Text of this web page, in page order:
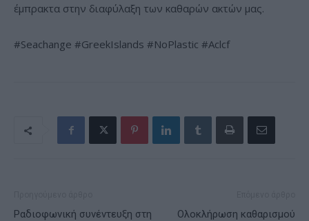
έμπρακτα στην διαφύλαξη των καθαρών ακτών μας.
#Seachange #GreekIslands #NoPlastic #Aclcf
Ραδιοφωνική συνέντευξη στη
Ολοκλήρωση καθαρισμού